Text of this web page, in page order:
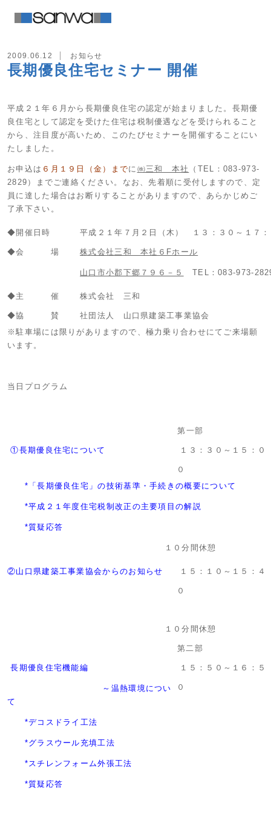
2009.06.12 お知らせ
長期優良住宅セミナー 開催
平成２１年６月から長期優良住宅の認定が始まりました。長期優
良住宅として認定を受けた住宅は税制優遇などを受けられること
から、注目度が高いため、このたびセミナーを開催することにい
たしました。
お申込は ６月１９日（金）までに ㈱三和 本社
（TEL：083-973-
2829）までご連絡ください。なお、先着順に受付しますので、定
員に達した場合はお断りすることがありますので、あらかじめご
了承下さい。
◆開催日時 平成２１年７月２日（木） １３：３０～１７
◆会 場 株式会社三和 本社６Fホール
山口市小郡下郷７９６－５ TEL：083-973-
◆主 催 株式会社 三和
◆協 賛
社団法人 山口県建築工事業協会
※駐車場には限りがありますので、極力乗り合わせにてご来場願
います。
当日プログラム
第一部
①長期優良住宅について １３：３０～１５：０
０
*「長期優良住宅」の技術基準・手続きの概要について
*平成２１年度住宅税制改正の主要項目の解説
*質疑応答
１０分間休憩
②山口県建築工事業協会からのお知らせ １５：１０～１５：４
０
１０分間休憩
第二部
長期優良住宅機能編
～温熱環境につい
て
１５：５０～１６：５
０
*デコスドライ工法
*グラスウール充填工法
*スチレンフォーム外張工法
*質疑応答